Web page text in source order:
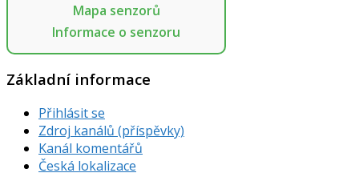
Mapa senzorů
Informace o senzoru
Základní informace
Přihlásit se
Zdroj kanálů (příspěvky)
Kanál komentářů
Česká lokalizace